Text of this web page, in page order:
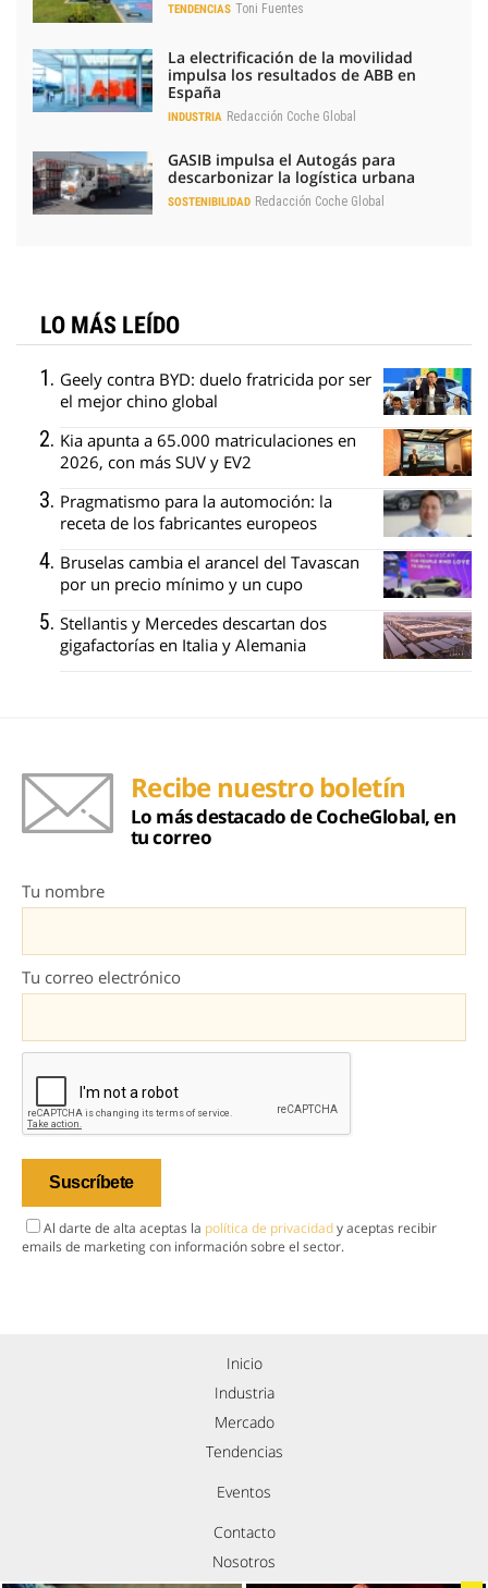
TENDENCIAS Toni Fuentes
La electrificación de la movilidad
impulsa los resultados de ABB en
España
INDUSTRIA Redacción Coche Global
GASIB impulsa el Autogás para
descarbonizar la logística urbana
SOSTENIBILIDAD Redacción Coche Global
LO MÁS LEÍDO
Geely contra BYD: duelo fratricida por ser
el mejor chino global
Kia apunta a 65.000 matriculaciones en
2026, con más SUV y EV2
Pragmatismo para la automoción: la
receta de los fabricantes europeos
Bruselas cambia el arancel del Tavascan
por un precio mínimo y un cupo
Stellantis y Mercedes descartan dos
gigafactorías en Italia y Alemania
Recibe nuestro boletín
Lo más destacado de CocheGlobal, en
tu correo
Tu nombre
Tu correo electrónico
Al darte de alta aceptas la política de privacidady aceptas recibir
emails de marketing con información sobre el sector.
Inicio
Industria
Mercado
Tendencias
Eventos
Contacto
Nosotros